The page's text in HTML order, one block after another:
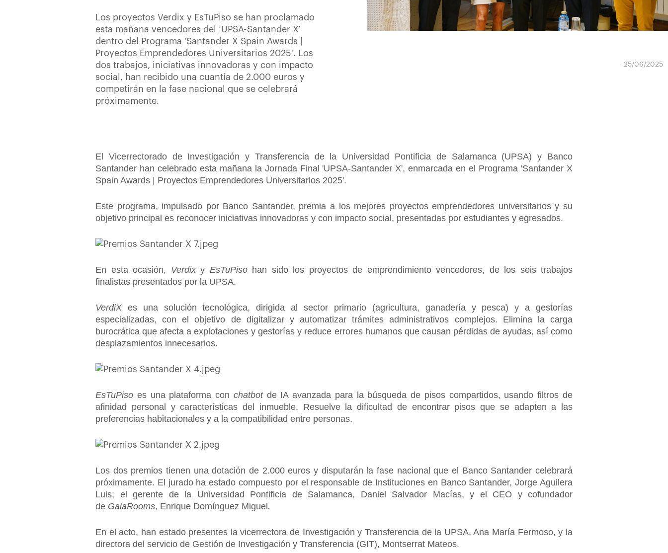
Los proyectos Verdix y EsTuPiso se han proclamado
esta mañana vencedores del ‘UPSA-Santander X’
dentro del Programa 'Santander X Spain Awards |
Proyectos Emprendedores Universitarios 2025'. Los
dos trabajos, iniciativas innovadoras y con impacto
social, han recibido una cuantía de 2.000 euros y
competirán en la fase nacional que se celebrará
próximamente.
25/06/2025
El Vicerrectorado de Investigación y Transferencia de la Universidad Pontificia de Salamanca (UPSA) y Banco
Santander han celebrado esta mañana la Jornada Final 'UPSA-Santander X', enmarcada en el Programa 'Santander X
Spain Awards | Proyectos Emprendedores Universitarios 2025'.
Este programa, impulsado por Banco Santander, premia a los mejores proyectos emprendedores universitarios y su
objetivo principal es reconocer iniciativas innovadoras y con impacto social, presentadas por estudiantes y egresados.
En esta ocasión, Verdixy EsTuPiso han sido los proyectos de emprendimiento vencedores, de los seis trabajos
finalistas presentados por la UPSA.
VerdiXes una solución tecnológica, dirigida al sector primario (agricultura, ganadería y pesca) y a gestorías
especializadas, con el objetivo de digitalizar y automatizar trámites administrativos complejos. Elimina la carga
burocrática que afecta a explotaciones y gestorías y reduce errores humanos que causan pérdidas de ayudas, así como
desplazamientos innecesarios.
EsTuPiso es una plataforma con chatbotde IA avanzada para la búsqueda de pisos compartidos, usando filtros de
afinidad personal y características del inmueble. Resuelve la dificultad de encontrar pisos que se adapten a las
preferencias habitacionales y a la compatibilidad entre personas.
Los dos premios tienen una dotación de 2.000 euros y disputarán la fase nacional que el Banco Santander celebrará
próximamente. El jurado ha estado compuesto por el responsable de Instituciones en Banco Santander, Jorge Aguilera
Luis; el gerente de la Universidad Pontificia de Salamanca, Daniel Salvador Macías, y el CEO y cofundador
de GaiaRooms, Enrique Domínguez Miguel .
En el acto, han estado presentes la vicerrectora de Investigación y Transferencia de la UPSA, Ana María Fermoso, y la
directora del servicio de Gestión de Investigación y Transferencia (GIT), Montserrat Mateos.